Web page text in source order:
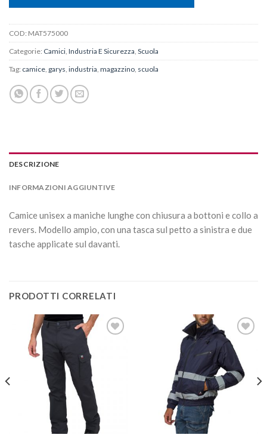
COD: MAT575000
Categorie: Camici Industria E Sicurezza Scuola
Tag: camice garys industria magazzino scuola
DESCRIZIONE
INFORMAZIONI AGGIUNTIVE
Camice unisex a maniche lunghe con chiusura a bottoni e collo a
revers. Modello ampio, con una tasca sul petto a sinistra e due
tasche applicate sul davanti.
PRODOTTI CORRELATI
Aggiungi
alla lista
dei
desideri